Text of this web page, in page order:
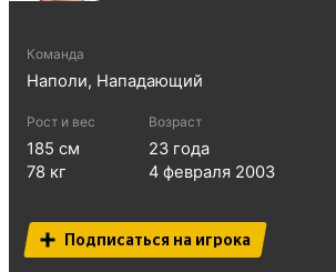
Команда
Наполи, Нападающий
Рост и вес
185 см
78 кг
Возраст
23 года
4 февраля 2003
Подписаться на игрока